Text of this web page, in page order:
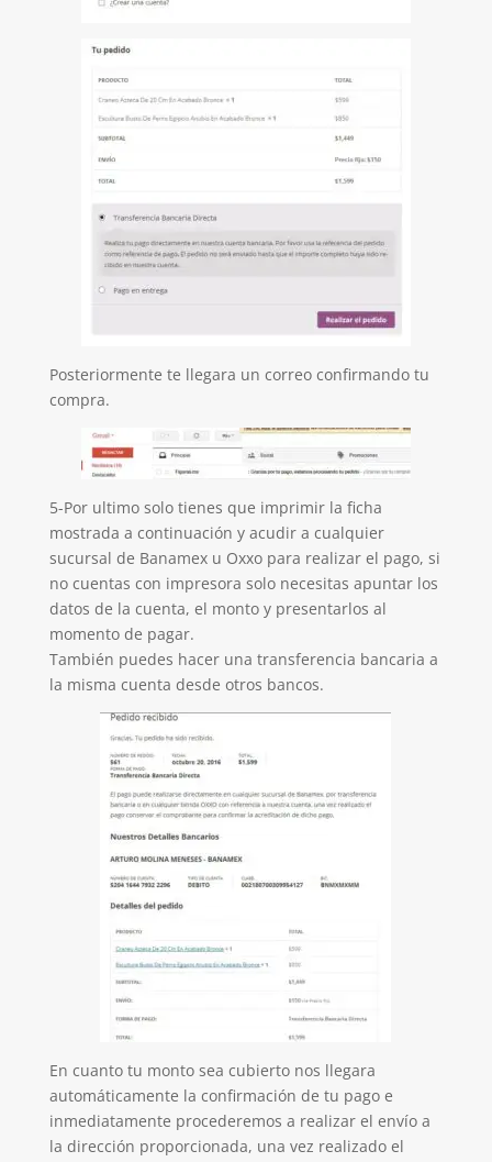
Posteriormente te llegara un correo confirmando tu
compra.
5-Por ultimo solo tienes que imprimir la ficha
mostrada a continuación y acudir a cualquier
sucursal de Banamex u Oxxo para realizar el pago, si
no cuentas con impresora solo necesitas apuntar los
datos de la cuenta, el monto y presentarlos al
momento de pagar.
También puedes hacer una transferencia bancaria a
la misma cuenta desde otros bancos.
En cuanto tu monto sea cubierto nos llegara
automáticamente la confirmación de tu pago e
inmediatamente procederemos a realizar el envío a
la dirección proporcionada, una vez realizado el